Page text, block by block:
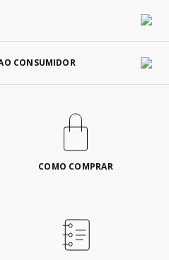
CONSUMIDOR
COMO COMPRAR